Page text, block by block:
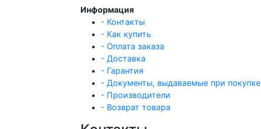
Информация
- Контакты
- Как купить
- Оплата заказа
- Доставка
- Гарантия
- Документы, выдаваемые при покупке
- Производители
- Возврат товара